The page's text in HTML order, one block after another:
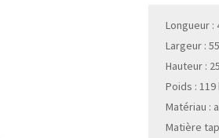
Longueur :
Largeur :
Hauteur :
Poids : 119
Matériau :
Matière